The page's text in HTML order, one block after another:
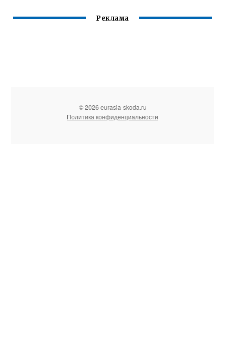
Реклама
© 2026 eurasia-skoda.ru
Политика конфиденциальности